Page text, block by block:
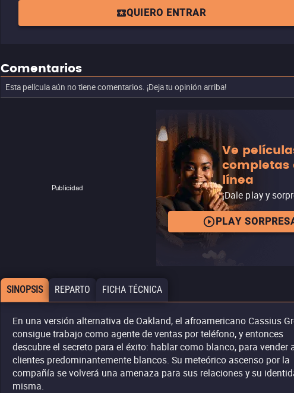
QUIERO ENTRAR
Comentarios
Esta película aún no tiene comentarios. ¡Deja tu opinión arriba!
Publicidad
Ve
completas
línea
¡Dale play y
PLAY
SINOPSIS REPARTO FICHA TÉCNICA
En una versión alternativa de Oakland, el afroamericano Cassius
consigue trabajo como agente de ventas por teléfono, y entonces
descubre el secreto para el éxito: hablar como blanco, para vender
clientes predominantemente blancos. Su meteórico ascenso por la
compañía se volverá una amenaza para sus relaciones y su
misma.